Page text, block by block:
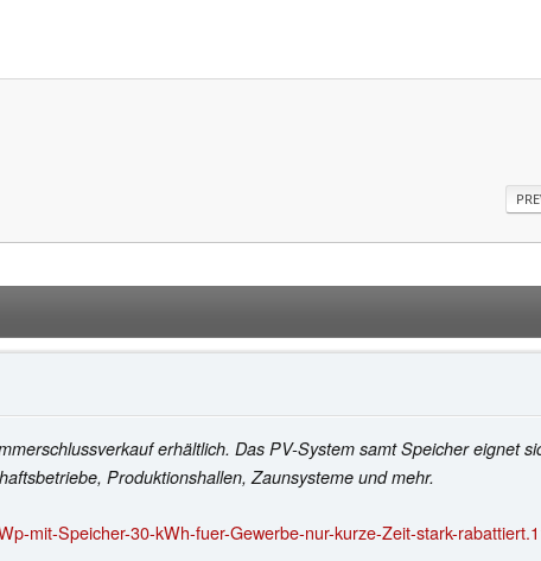
erhältlich. Das PV-System samt Speicher eignet
Produktionshallen, Zaunsysteme und mehr.
mit-Speicher-30-kWh-fuer-Gewerbe-nur-kurze-Zeit-stark-